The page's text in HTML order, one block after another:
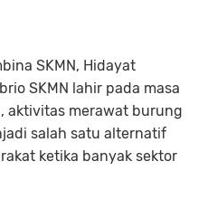
SKMN, Hidayat
SKMN lahir pada masa
aktivitas merawat burung
salah satu alternatif
ketika banyak sektor